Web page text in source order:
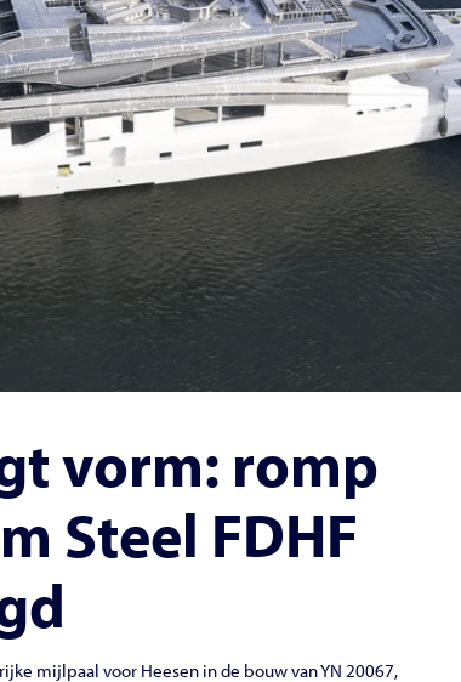
vorm: romp
Steel FDHF
mijlpaal voor Heesen in de bouw van YN 20067,